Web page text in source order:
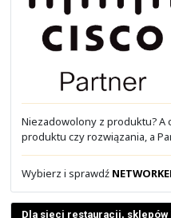
Funkcję routingu
globalnej "
ip routing".
drugiej obsługują
ograniczony niż na
można z użyciem
zastosowanie i działa
default-gateway"
jest wyłączony, to
których nie jesteśmy
przekazujemy je zgodnie